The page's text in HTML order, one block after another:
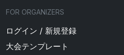
FOR ORGANIZERS
ログイン / 新規登録
大会テンプレート